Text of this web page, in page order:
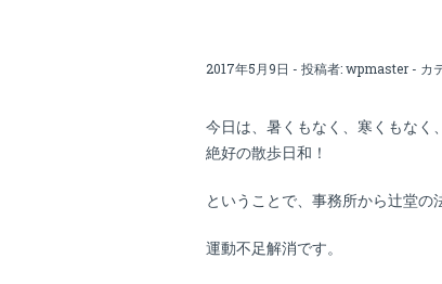
2017年5月9日 - 投稿者:wpmaster - カ
今日は、暑くもなく、寒くもなく
絶好の散歩日和！
ということで、事務所から辻堂の
運動不足解消です。